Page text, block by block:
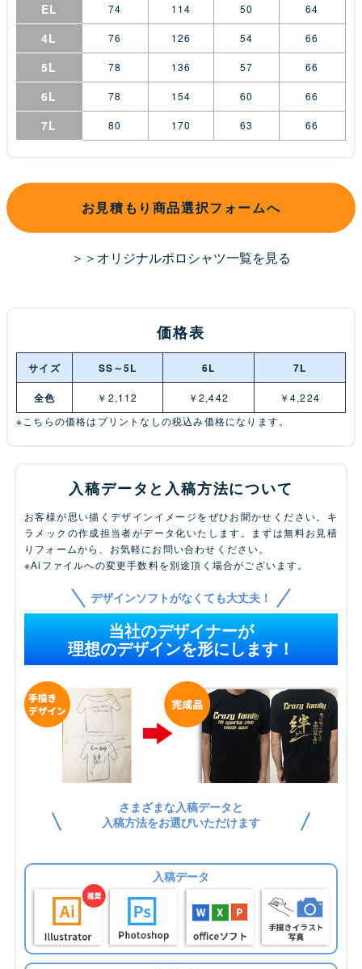
EL 74 114 50 64
4L 76 126 54 66
5L 78 136 57 66
6L 78 154 60 66
7L 80 170 63 66
お見積もり商品選択フォームへ
＞＞オリジナルポロシャツ一覧を見る
価格表
サイズ SS～5L 6L 7L
全色 ￥2,112 ￥2,442
￥4,224
※こちらの価格はプリントなしの税込み価格になります。
入稿データと入稿方法について
お客様が思い描くデザインイメージをぜひお聞かせください。キ
ラメックの作成担当者がデータ化いたします。まずは無料お見積
りフォームから、お気軽にお問い合わせください。
※Aiファイルへの変更手数料を別途頂く場合がございます。
デザインソフトがなくても大丈夫！
当社のデザイナーが
理想のデザインを形にします！
さまざまな入稿データと
入稿方法をお選びいただけます
入稿データ